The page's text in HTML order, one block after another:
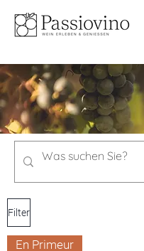
Filter
En Primeur